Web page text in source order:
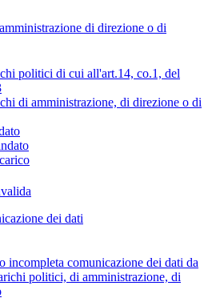
di direzione o di
politici di cui all'art.14, co.1, del
di amministrazione, di direzione o di
dei dati
incompleta comunicazione dei dati da
politici, di amministrazione, di